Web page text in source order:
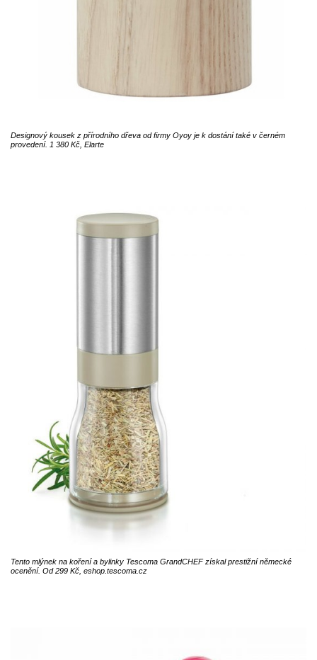
Designový kousek z přírodního dřeva od firmy Oyoy je k dostání také v černém
provedení. 1 380 Kč, Elarte
Tento mlýnek na koření a bylinky Tescoma GrandCHEF získal prestižní německé
ocenění. Od 299 Kč, eshop.tescoma.cz